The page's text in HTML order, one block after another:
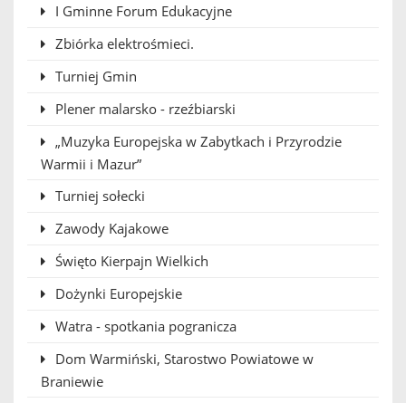
I Gminne Forum Edukacyjne
Zbiórka elektrośmieci.
Turniej Gmin
Plener malarsko - rzeźbiarski
„Muzyka Europejska w Zabytkach i Przyrodzie
Warmii i Mazur”
Turniej sołecki
Zawody Kajakowe
Święto Kierpajn Wielkich
Dożynki Europejskie
Watra - spotkania pogranicza
Dom Warmiński, Starostwo Powiatowe w
Braniewie